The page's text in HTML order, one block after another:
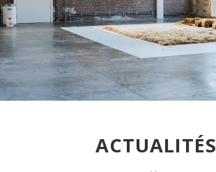
ACTUALITÉS